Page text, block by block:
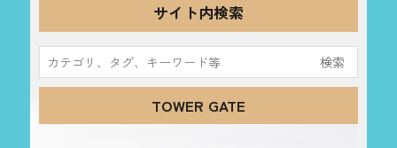
サイト内検索
索:
TOWER GATE